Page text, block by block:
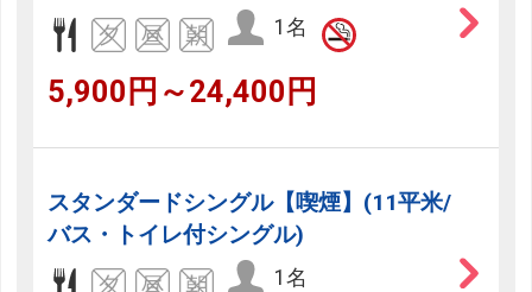
1名
5,900円～24,400円
スタンダードシングル【喫煙】(11平米/
バス・トイレ付シングル)
1名